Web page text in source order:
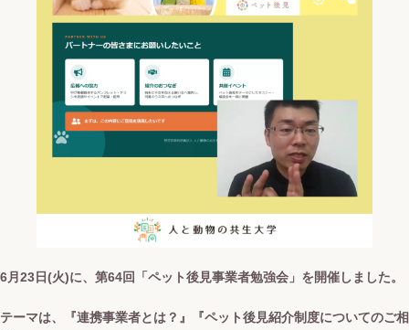
6月23日(火)に、第64回「ペット後見事業者勉強会」を開催しました。
テーマは、『連携事業者とは？』『ペット後見紹介制度についてのご相